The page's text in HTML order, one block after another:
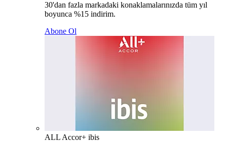
30'dan fazla markadaki konaklamalarınızda tüm yıl
boyunca %15 indirim.
Abone Ol
ALL Accor+ ibis